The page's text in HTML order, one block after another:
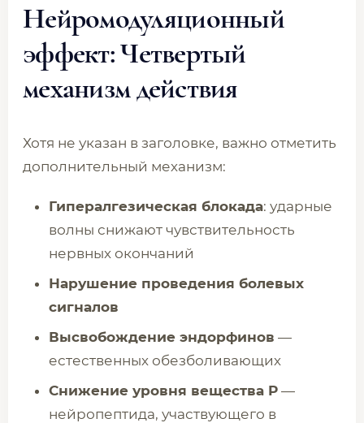
Нейромодуляционный
эффект: Четвертый
механизм действия
Хотя не указан в заголовке, важно отметить
дополнительный механизм:
Гипералгезическая блокада: ударные
волны снижают чувствительность
нервных окончаний
Нарушение проведения болевых
сигналов
Высвобождение эндорфинов —
естественных обезболивающих
Снижение уровня вещества P —
нейропептида, участвующего в